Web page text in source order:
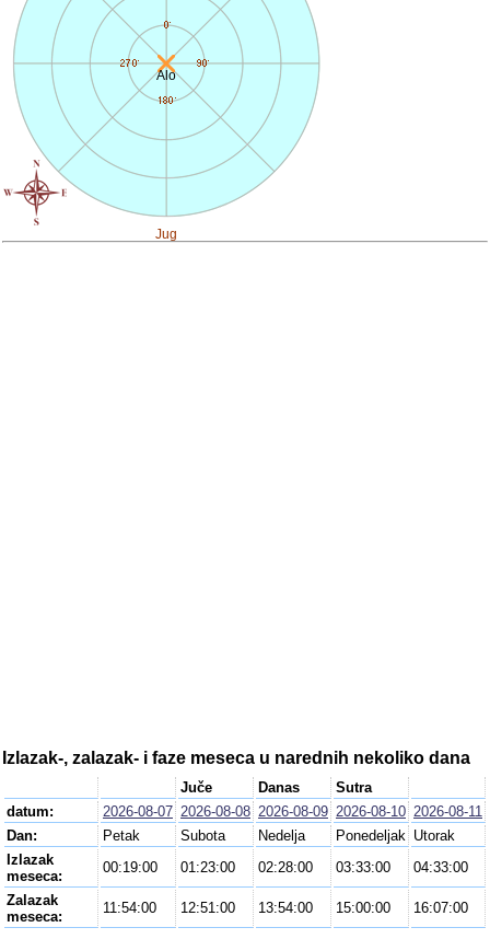
Alo
Jug
Izlazak-, zalazak- i faze meseca u narednih nekoliko dana
Juče Danas
Sutra
datum:
2026-08-07 2026-08-08 2026-08-09 2026-08-10 2026-08-11
Dan:
Petak Subota Nedelja Ponedeljak Utorak
Izlazak
meseca:
00:19:00 01:23:00 02:28:00 03:33:00
04:33:00
Zalazak
meseca:
11:54:00 12:51:00 13:54:00 15:00:00 16:07:00